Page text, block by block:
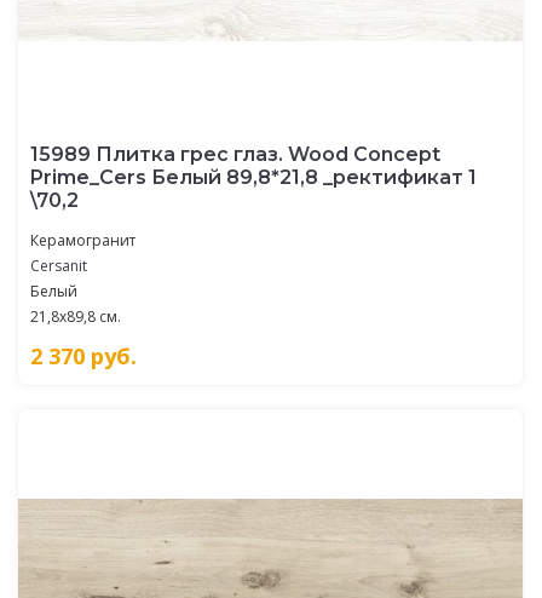
15989 Плитка грес глаз. Wood Concept
Prime_Cers Белый 89,8*21,8 _ректификат 1
\70,2
Керамогранит
Cersanit
Белый
21,8x89,8 см.
2 370 руб.